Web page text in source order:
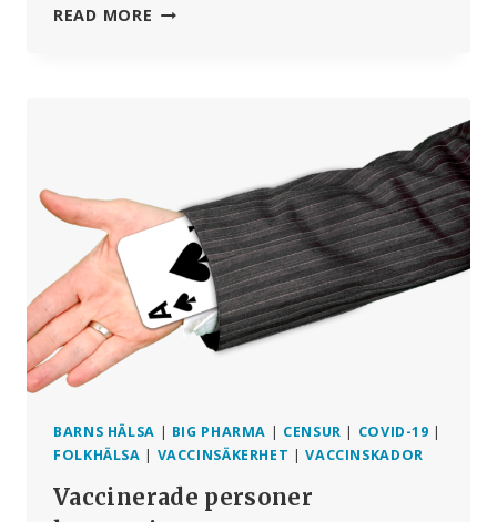
READ MORE ”FÖRDRAGET
TILLFÄLLET
BARNS HÄLSA | BIG PHARMA | CENSUR | COVID-19 |
FOLKHÄLSA | VACCINSÄKERHET |VACCINSKADOR
Vaccinerade personer